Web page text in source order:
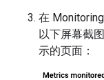
在
以下屏幕截
示的页面：